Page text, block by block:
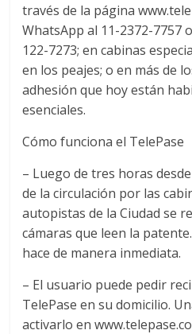
través de la página
WhatsApp al 11-2372-7757
122-7273; en cabinas
en los peajes; o en más de
adhesión que hoy están
esenciales.
Cómo funciona el TelePase
– Luego de tres horas
de la circulación por las
autopistas de la Ciudad se
cámaras que leen la
hace de manera inmediata.
– El usuario puede pedir
TelePase en su domicilio.
activarlo en